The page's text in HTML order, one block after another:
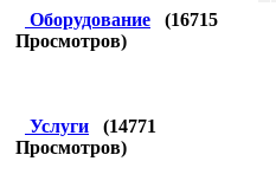
Оборудование (16715
Просмотров)
Услуги (14771
Просмотров)